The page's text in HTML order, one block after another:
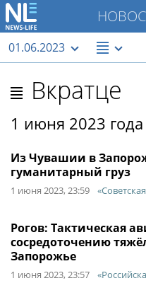
01.06.2023
Вкратце
1 июня 2023 года
Из Чувашии в
гуманитарный груз
1 июня 2023, 23:59
Рогов: Тактическая
сосредоточению
Запорожье
1 июня 2023, 23:57